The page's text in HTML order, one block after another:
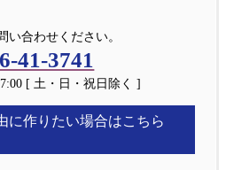
い合わせください。
41-3741
[ 土・日・祝日除く ]
に作りたい場合はこちら